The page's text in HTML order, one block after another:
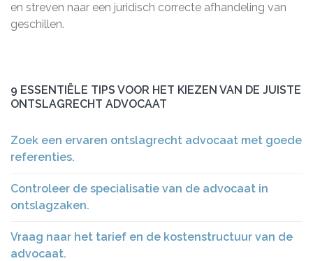
en streven naar een juridisch correcte afhandeling van
geschillen.
9 ESSENTIËLE TIPS VOOR HET KIEZEN VAN DE JUISTE
ONTSLAGRECHT ADVOCAAT
Zoek een ervaren ontslagrecht advocaat met goede
referenties.
Controleer de specialisatie van de advocaat in
ontslagzaken.
Vraag naar het tarief en de kostenstructuur van de
advocaat.